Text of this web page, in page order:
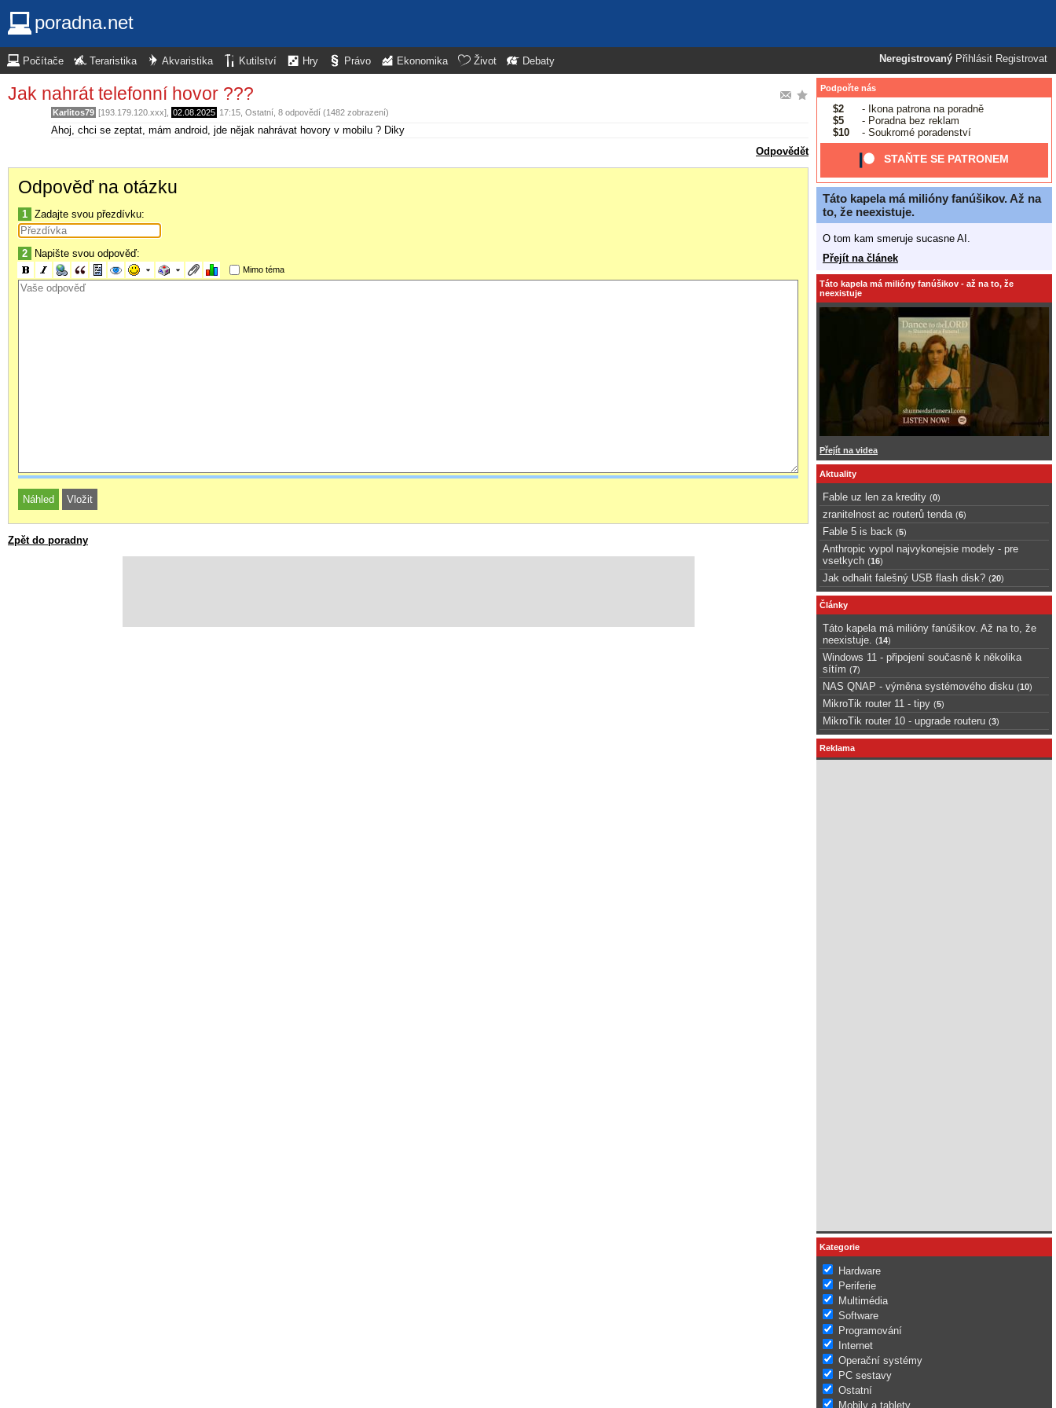
poradna.net
Neregistrovaný Přihlásit Registrovat
Počítače Teraristika Akvaristika Kutilství Hry Právo Ekonomika Život Debaty
Jak nahrát telefonní hovor ???
Karlitos79 [193.179.120.xxx], 02.08.2025 17:15 Ostatní , 8 odpovědí (1482 zobrazení)
Ahoj, chci se zeptat, mám android, jde nějak nahrávat hovory v mobilu ? Diky
Odpovědět
Odpověď na otázku
1 Zadajte svou přezdívku:
2 Napište svou odpověď:
Mimo téma
Zpět do poradny
Podpořte nás
$2
- Ikona patrona na poradně
$5
- Poradna bez reklam
$10
- Soukromé poradenství
STAŇTE SE PATRONEM
Táto kapela má milióny fanúšikov. Až na
to, že neexistuje.
O tom kam smeruje sucasne AI.
Přejít na článek
Táto kapela má milióny fanúšikov - až na to, že
neexistuje
Přejít na videa
Aktuality
Fable uz len za kredity (0)
zranitelnost ac routerů tenda (6)
Fable 5 is back (5)
Anthropic vypol najvykonejsie modely - pre
vsetkych (16)
Jak odhalit falešný USB flash disk? (20)
Články
Táto kapela má milióny fanúšikov. Až na to, že
neexistuje.
(14)
Windows 11 - připojení současně k několika
sítím (7)
NAS QNAP - výměna systémového disku (10)
MikroTik router 11 - tipy (5)
MikroTik router 10 - upgrade routeru (3)
Reklama
Kategorie
Hardware
Periferie
Multimédia
Software
Programování
Internet
Operační systémy
PC sestavy
Ostatní
Mobily a tablety